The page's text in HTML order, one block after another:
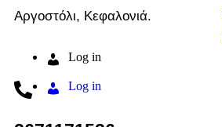
Αργοστόλι, Κεφαλονιά.
Log in
Log in